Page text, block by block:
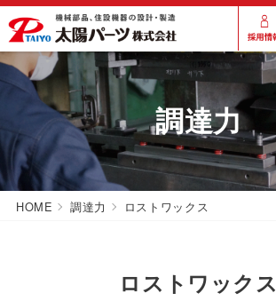
調達力
HOME 調達力 ロストワックス
ロストワックス